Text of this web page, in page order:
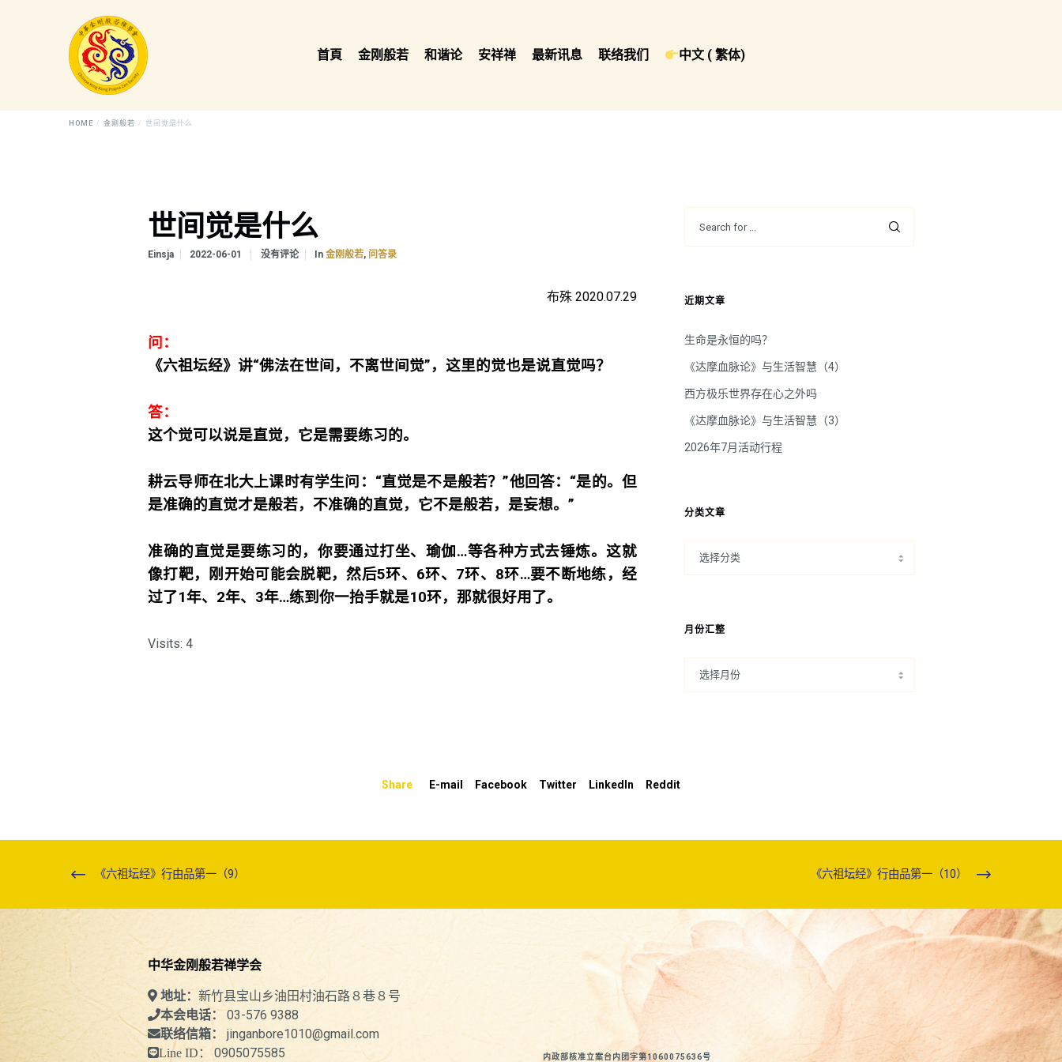
首頁 金刚般若 和谐论 安祥禅 最新讯息 联络我们 中文 ( 繁体)
HOME 金刚般若 世间觉是什么
世间觉是什么
Einsja 2022-06-01 没有评论 In金刚般若, 问答录
布殊 2020.07.29
问：
《六祖坛经》讲“佛法在世间，不离世间觉”，这里的觉也是说直觉吗？
答：
这个觉可以说是直觉，它是需要练习的。
耕云导师在北大上课时有学生问：“直觉是不是般若？”他回答：“是的。但
是准确的直觉才是般若，不准确的直觉，它不是般若，是妄想。”
准确的直觉是要练习的，你要通过打坐、瑜伽…等各种方式去锤炼。这就
像打靶，刚开始可能会脱靶，然后5环、6环、7环、8环…要不断地练，经
过了1年、2年、3年…练到你一抬手就是10环，那就很好用了。
Visits: 4
近期文章
生命是永恒的吗？
《达摩血脉论》与生活智慧（4）
西方极乐世界存在心之外吗
《达摩血脉论》与生活智慧（3）
2026年7月活动行程
分类文章
月份汇整
Share E-mail Facebook Twitter LinkedIn Reddit
《六祖坛经》行由品第一（9） 《六祖坛经》行由品第一（10）
中华金刚般若禅学会
地址： 新竹县宝山乡油田村油石路８巷８号
本会电话： 03-576 9388
联络信箱： jinganbore1010@gmail.com
Line ID： 0905075585 内政部核准立案台内团字第1060075636号